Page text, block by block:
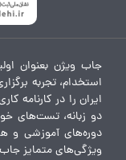
جاب ویژن بعنوان
استخدام، تجربه
ایران را در کارنامه
دو زبانه، تست‌های
دوره‌های آموزشی و
ویژگی‌های متمایز